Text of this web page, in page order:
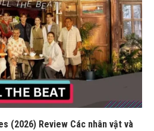
(2026) Review Các nhân vật và